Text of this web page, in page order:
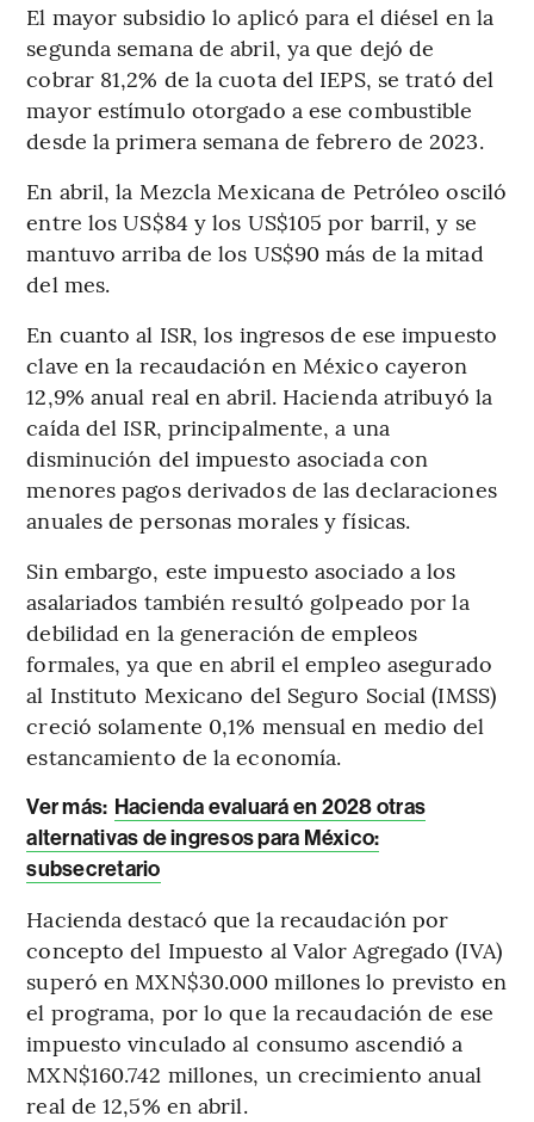
El mayor subsidio lo aplicó para el diésel en la
segunda semana de abril, ya que dejó de
cobrar 81,2% de la cuota del IEPS, se trató del
mayor estímulo otorgado a ese combustible
desde la primera semana de febrero de 2023.
En abril, la Mezcla Mexicana de Petróleo osciló
entre los US$84 y los US$105 por barril, y se
mantuvo arriba de los US$90 más de la mitad
del mes.
En cuanto al ISR, los ingresos de ese impuesto
clave en la recaudación en México cayeron
12,9% anual real en abril. Hacienda atribuyó la
caída del ISR, principalmente, a una
disminución del impuesto asociada con
menores pagos derivados de las declaraciones
anuales de personas morales y físicas.
Sin embargo, este impuesto asociado a los
asalariados también resultó golpeado por la
debilidad en la generación de empleos
formales, ya que en abril el empleo asegurado
al Instituto Mexicano del Seguro Social (IMSS)
creció solamente 0,1% mensual en medio del
estancamiento de la economía.
Ver más: Hacienda evaluará en 2028 otras
alternativas de ingresos para México:
subsecretario
Hacienda destacó que la recaudación por
concepto del Impuesto al Valor Agregado (IVA)
superó en MXN$30.000 millones lo previsto en
el programa, por lo que la recaudación de ese
impuesto vinculado al consumo ascendió a
MXN$160.742 millones, un crecimiento anual
real de 12,5% en abril.